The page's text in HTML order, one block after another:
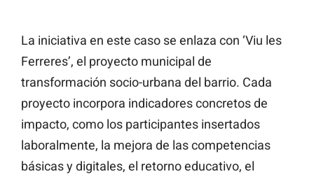
La iniciativa en este caso se enlaza con ‘Viu les
Ferreres’, el proyecto municipal de
transformación socio-urbana del barrio. Cada
proyecto incorpora indicadores concretos de
impacto, como los participantes insertados
laboralmente, la mejora de las competencias
básicas y digitales, el retorno educativo, el